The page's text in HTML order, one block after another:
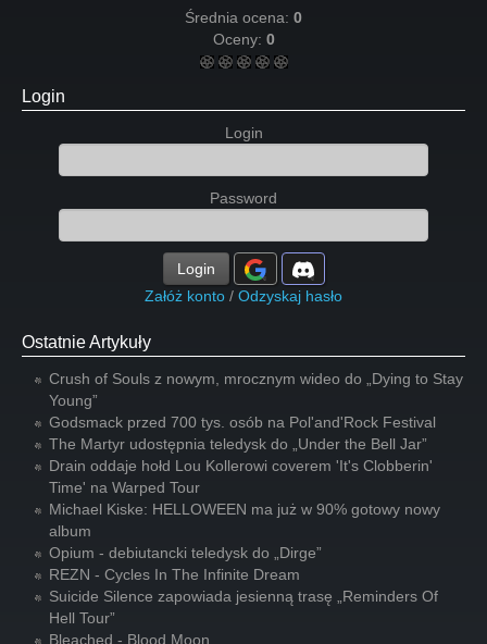
Średnia ocena: 0
Oceny: 0
Login
Login
Password
Login
Załóż konto / Odzyskaj hasło
Ostatnie Artykuły
Crush of Souls z nowym, mrocznym wideo do „Dying to Stay
Young”
Godsmack przed 700 tys. osób na Pol'and'Rock Festival
The Martyr udostępnia teledysk do „Under the Bell Jar”
Drain oddaje hołd Lou Kollerowi coverem 'It's Clobberin'
Time' na Warped Tour
Michael Kiske: HELLOWEEN ma już w 90% gotowy nowy
album
Opium - debiutancki teledysk do „Dirge”
REZN - Cycles In The Infinite Dream
Suicide Silence zapowiada jesienną trasę „Reminders Of
Hell Tour”
Bleached - Blood Moon